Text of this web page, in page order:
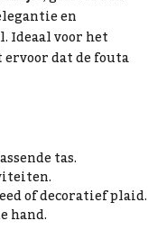
en
Ideaal voor het
dat de fouta
tas.
of decoratief plaid.
hand.